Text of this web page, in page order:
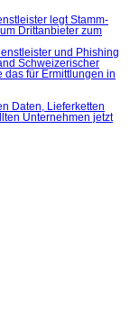
und Phishing